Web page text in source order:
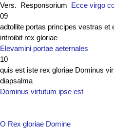
Vers. Responsorium Ecce virgo
09
adtollite portas principes vestras et
introibit rex gloriae
Elevamini portae aeternales
10
quis est iste rex gloriae Dominus
diapsalma
Dominus virtutum ipse est
O Rex gloriae Domine